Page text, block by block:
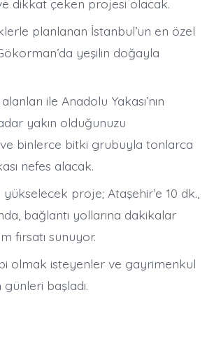
dikkat çeken projesi olacak.
planlanan İstanbul’un en özel
yeşilin doğayla
ile Anadolu Yakası’nın
yakın olduğunuzu
ve binlerce bitki grubuyla tonlarca
nefes alacak.
proje; Ataşehir’e 10 dk.,
bağlantı yollarına dakikalar
fırsatı sunuyor.
olmak isteyenler ve gayrimenkul
günleri başladı.